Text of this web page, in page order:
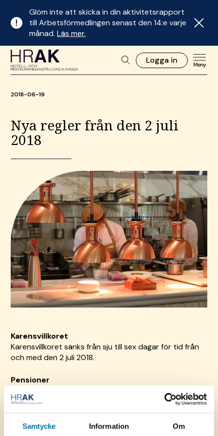
Samtycke Information Om
Glöm inte att skicka in din aktivitetsrapport
till Arbetsförmedlingen senast den 14:e varje
månad.Läs mer.
Logga in
2018-06-19
Nya regler från den 2 juli
2018
Karensvillkoret
Karensvillkoret sänks från sju till sex dagar för tid från
och med den 2 juli 2018.
Pensioner
Riksdagen har beslutat att avdrag från ersättningen på
grund av pension bara ska göras när man tar ut
pension. Ersättningen per dag ska inte heller sänkas till
en 65-procentsnivå på grund av pensionsuttag. Med
pension menas förtida uttag av allmän pension och